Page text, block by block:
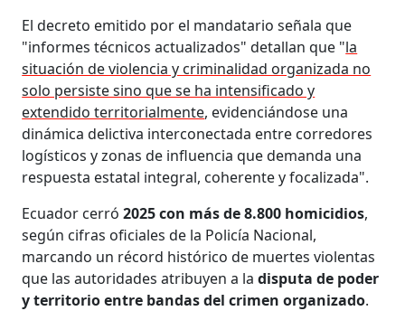
El decreto emitido por el mandatario señala que
"informes técnicos actualizados" detallan que "la
situación de violencia y criminalidad organizada no
solo persiste sino que se ha intensificado y
extendido territorialmente, evidenciándose una
dinámica delictiva interconectada entre corredores
logísticos y zonas de influencia que demanda una
respuesta estatal integral, coherente y focalizada".
Ecuador cerró2025 con más de 8.800 homicidios,
según cifras oficiales de la Policía Nacional,
marcando un récord histórico de muertes violentas
que las autoridades atribuyen a ladisputa de poder
y territorio entre bandas del crimen organizado.